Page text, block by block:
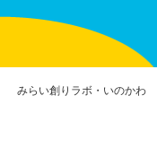
みらい創りラボ・いのかわ